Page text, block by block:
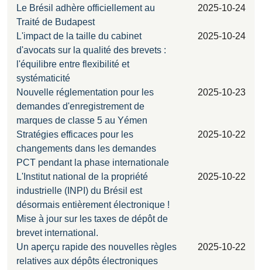
Le Brésil adhère officiellement au
Traité de Budapest
2025-10-24
L'impact de la taille du cabinet
d'avocats sur la qualité des brevets :
l'équilibre entre flexibilité et
systématicité
2025-10-24
Nouvelle réglementation pour les
demandes d'enregistrement de
marques de classe 5 au Yémen
2025-10-23
Stratégies efficaces pour les
changements dans les demandes
PCT pendant la phase internationale
2025-10-22
L'Institut national de la propriété
industrielle (INPI) du Brésil est
désormais entièrement électronique !
Mise à jour sur les taxes de dépôt de
brevet international.
2025-10-22
Un aperçu rapide des nouvelles règles
relatives aux dépôts électroniques
2025-10-22